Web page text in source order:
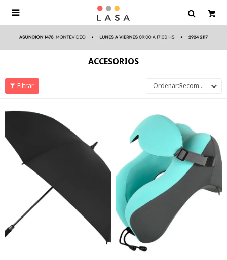

ACCESORIOS
Recomendados